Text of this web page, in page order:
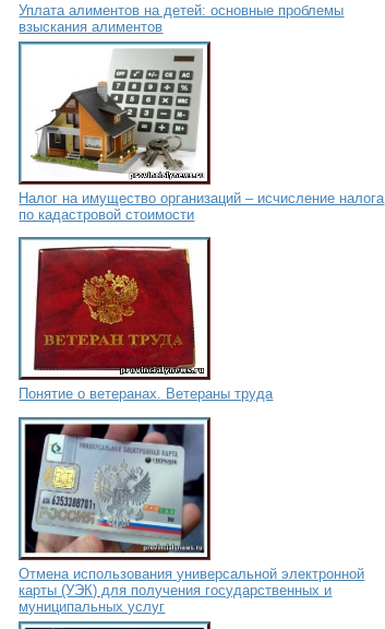
Уплата алиментов на детей: основные проблемы
взыскания алиментов
Налог на имущество организаций – исчисление налога
по кадастровой стоимости
Понятие о ветеранах. Ветераны труда
Отмена использования универсальной электронной
карты (УЭК) для получения государственных и
муниципальных услуг